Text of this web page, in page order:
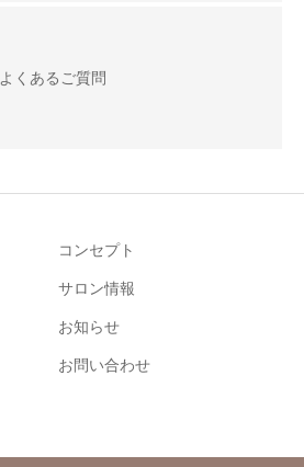
よくあるご質問
コンセプト
サロン情報
お知らせ
お問い合わせ